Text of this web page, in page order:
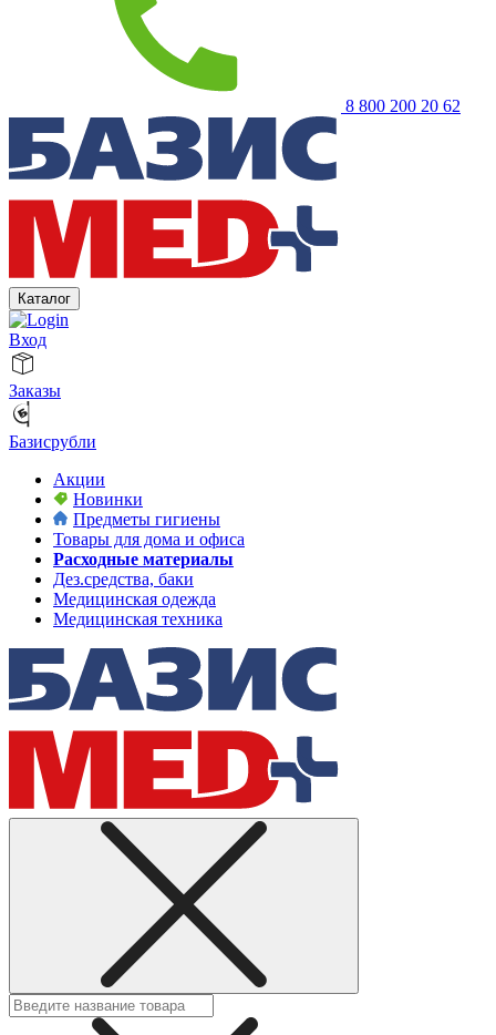
8 800 200 20 62
Каталог
Вход
Заказы
Базисрубли
Акции
Новинки
Предметы гигиены
Товары для дома и офиса
Расходные материалы
Дез.средства, баки
Медицинская одежда
Медицинская техника